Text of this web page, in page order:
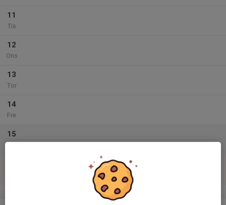
11
Tis
12
Ons
13
Tor
14
Fre
15
v.29